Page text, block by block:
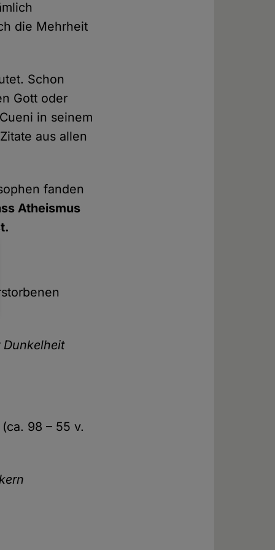
die Mehrheit
Schon
Gott oder
in seinem
aus allen
fanden
Atheismus
98 – 55 v.